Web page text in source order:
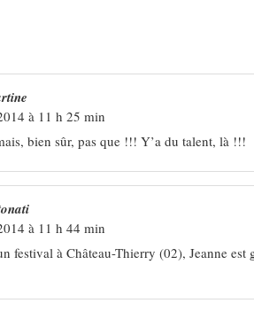
à 11 h 25 min
bien sûr, pas que !!! Y’a du talent, là !!!
à 11 h 44 min
festival à Château-Thierry (02), Jeanne